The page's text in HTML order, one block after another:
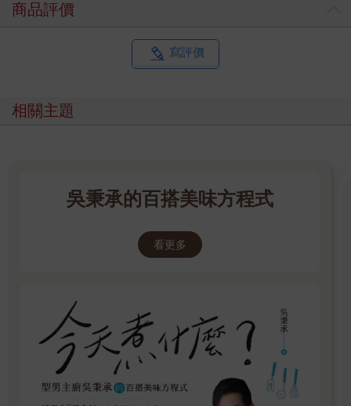
商品評價
寫評價
相關主題
吳秉承的百搭美味方程式
看更多